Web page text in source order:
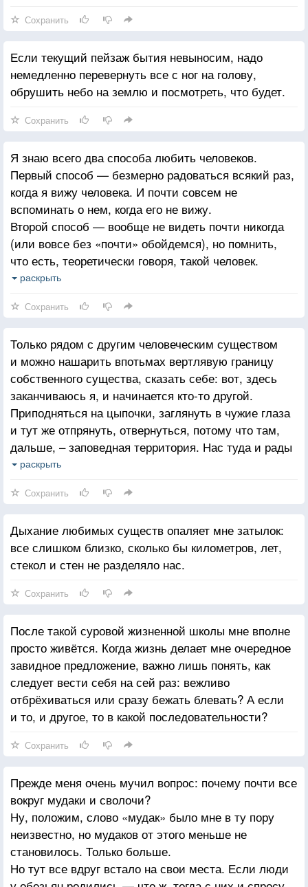
Сохранить
Если текущий пейзаж бытия невыносим, надо
немедленно перевернуть все с ног на голову,
обрушить небо на землю и посмотреть, что будет.
Сохранить
Я знаю всего два способа любить человеков.
Первый способ — безмерно радоваться всякий раз,
когда я вижу человека. И почти совсем не
вспоминать о нем, когда его не вижу.
Второй способ — вообще не видеть почти никогда
(или вовсе без «почти» обойдемся), но помнить,
что есть, теоретически говоря, такой человек.
И землю целовать за то, что такое существо по этой
иные способы любления ближних представляются
мне почти дикостью.
Ну, мы, извращенные натуры, вообще редко бываем
толерантны к большинствам.
раскрыть
Сохранить
Только рядом с другим человеческим существом
и можно нашарить впотьмах вертлявую границу
собственного существа, сказать себе: вот, здесь
заканчиваюсь я, и начинается кто-то другой.
Приподняться на цыпочки, заглянуть в чужие глаза
и тут же отпрянуть, отвернуться, потому что там,
дальше, – заповедная территория. Нас туда и рады
бы пустить, да невозможно воспользоваться таким
раскрыть
Сохранить
Дыхание любимых существ опаляет мне затылок:
все слишком близко, сколько бы километров, лет,
стекол и стен не разделяло нас.
Сохранить
После такой суровой жизненной школы мне вполне
просто живётся. Когда жизнь делает мне очередное
завидное предложение, важно лишь понять, как
следует вести себя на сей раз: вежливо
отбрёхиваться или сразу бежать блевать? А если
и то, и другое, то в какой последовательности?
Сохранить
Прежде меня очень мучил вопрос: почему почти все
вокруг мудаки и сволочи?
Ну, положим, слово «мудак» было мне в ту пору
неизвестно, но мудаков от этого меньше не
становилось. Только больше.
Но тут все вдруг встало на свои места. Если люди